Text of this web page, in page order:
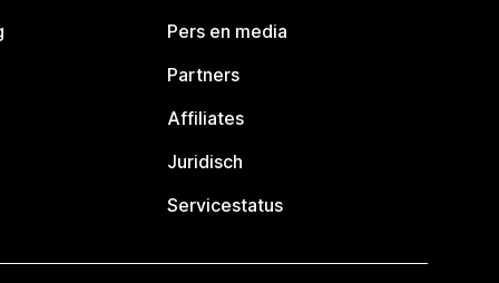
Pers en media
Partners
Affiliates
Juridisch
Servicestatus